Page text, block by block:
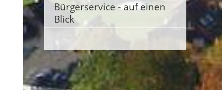
Bürgerservice - auf einen
Blick